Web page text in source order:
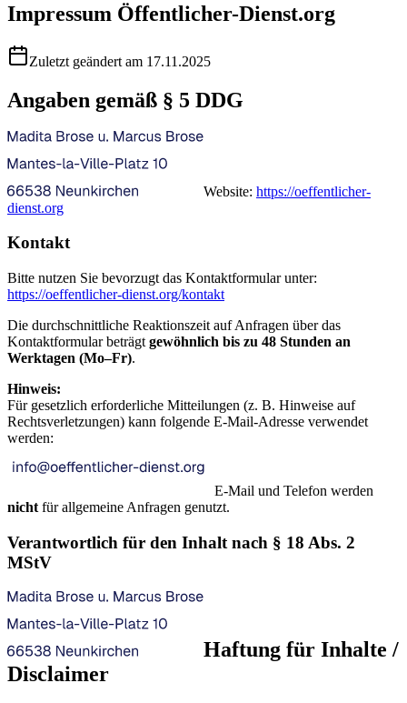
Impressum Öffentlicher-Dienst.org
Zuletzt geändert am 17.11.2025
Angaben gemäß § 5 DDG
Website: https://oeffentlicher-
dienst.org
Kontakt
Bitte nutzen Sie bevorzugt das Kontaktformular unter:
https://oeffentlicher-dienst.org/kontakt
Die durchschnittliche Reaktionszeit auf Anfragen über das
Kontaktformular beträgt gewöhnlich bis zu 48 Stunden an
Werktagen (Mo–Fr).
Hinweis:
Für gesetzlich erforderliche Mitteilungen (z. B. Hinweise auf
Rechtsverletzungen) kann folgende E-Mail-Adresse verwendet
werden:
E-Mail und Telefon werden
nicht für allgemeine Anfragen genutzt.
Verantwortlich für den Inhalt nach § 18 Abs. 2
MStV
Haftung für Inhalte /
Disclaimer